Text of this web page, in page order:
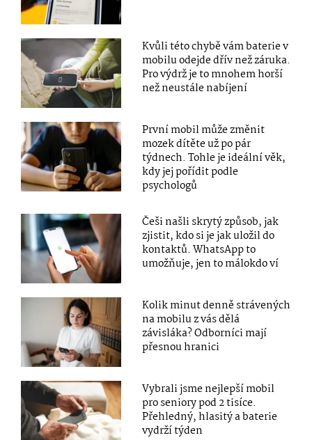
Kvůli této chybě vám baterie v
mobilu odejde dřív než záruka.
Pro výdrž je to mnohem horší
než neustále nabíjení
První mobil může změnit
mozek dítěte už po pár
týdnech. Tohle je ideální věk,
kdy jej pořídit podle
psychologů
Češi našli skrytý způsob, jak
zjistit, kdo si je jak uložil do
kontaktů. WhatsApp to
umožňuje, jen to málokdo ví
Kolik minut denně strávených
na mobilu z vás dělá
závisláka? Odborníci mají
přesnou hranici
Vybrali jsme nejlepší mobil
pro seniory pod 2 tisíce.
Přehledný, hlasitý a baterie
vydrží týden